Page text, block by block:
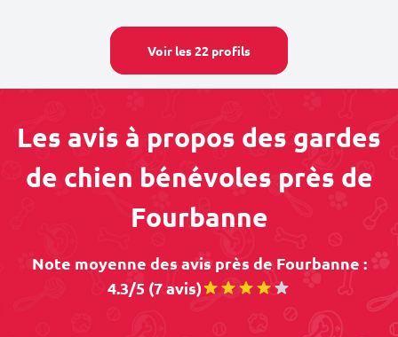
Voir les 22 profils
Les avis à propos des gardes
de chien bénévoles près de
Fourbanne
Note moyenne des avis près de Fourbanne :
4.3/5 (7 avis)